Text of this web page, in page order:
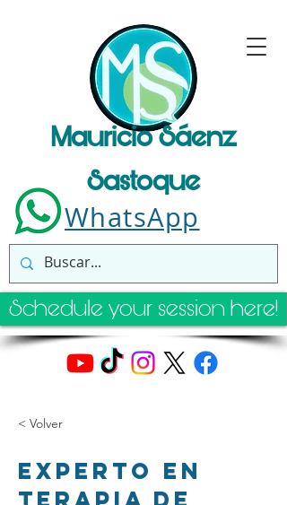
Mauricio Sáenz
Sastoque
WhatsApp
Schedule your session here!
< Volver
Experto en